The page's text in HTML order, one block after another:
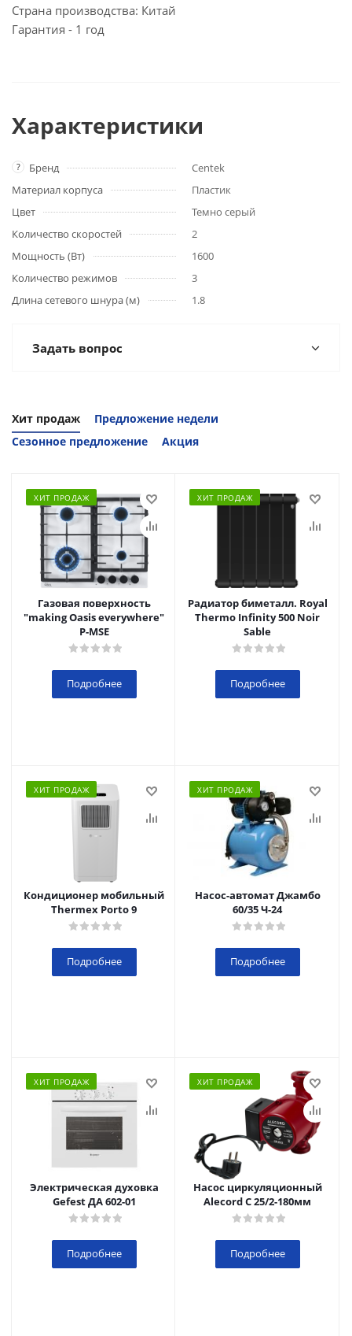
Страна производства: Китай
Гарантия - 1 год
Характеристики
? Бренд
Centek
Материал корпуса
Пластик
Цвет
Темно серый
Количество скоростей
2
Мощность (Вт)
1600
Количество режимов
3
Длина сетевого шнура (м)
1.8
Задать вопрос
Хит продаж
Предложение недели
Сезонное предложение
Акция
ХИТ ПРОДАЖ
Газовая поверхность
"making Oasis everywhere"
P-MSE
Подробнее
ХИТ ПРОДАЖ
Радиатор биметалл. Royal
Thermo Infinity 500 Noir
Sable
Подробнее
ХИТ ПРОДАЖ
Кондиционер мобильный
Thermex Porto 9
Подробнее
ХИТ ПРОДАЖ
Насос-автомат Джамбо
60/35 Ч-24
Подробнее
ХИТ ПРОДАЖ
Электрическая духовка
Gefest ДА 602-01
Подробнее
ХИТ ПРОДАЖ
Насос циркуляционный
Alecord C 25/2-180мм
Подробнее